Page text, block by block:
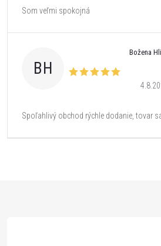
Som veľmi spokojná
BH
Božena
Spoľahlivý obchod rýchle dodanie, tovar